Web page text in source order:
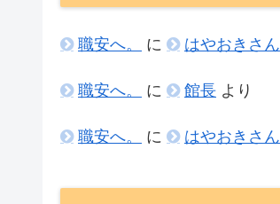
職安へ。 に はやおきさん
職安へ。 に 館長 より
職安へ。 に はやおきさん